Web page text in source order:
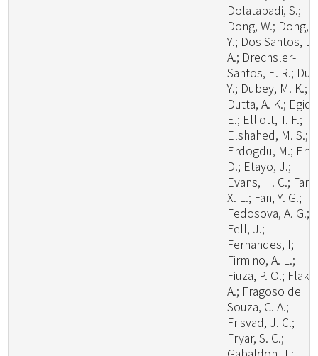
Dolatabadi, S.;
Dong, W.; Dong,
Y.; Dos Santos, L.
A.; Drechsler-
Santos, E. R.; Du,
Y.; Dubey, M. K.;
Dutta, A. K.; Egidi,
E.; Elliott, T. F.;
Elshahed, M. S.;
Erdogdu, M.;
D.; Etayo, J.;
Evans, H. C.; Fan,
X. L.; Fan, Y. G.;
Fedosova, A. G.;
Fell, J.;
Fernandes, I;
Firmino, A. L.;
Fiuza, P. O.;
A.; Fragoso de
Souza, C. A.;
Frisvad, J. C.;
Fryar, S. C.;